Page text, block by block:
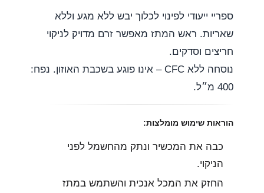
ספריי ייעודי לפינוי לכלוך יבש ללא מגע וללא
שאריות. ראש המתז מאפשר זרם מדויק לניקוי
חריצים וסדקים.
נוסחה ללא CFC – אינו פוגע בשכבת האוזון. נפח:
400 מ״ל.
הוראות שימוש מומלצות:
כבה את המכשיר ונתק מהחשמל לפני
הניקוי.
החזק את המכל אנכית והשתמש במתז